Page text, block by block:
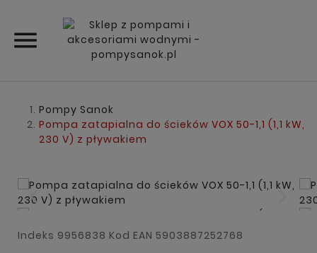

Pompy Sanok
Pompa zatapialna do ścieków VOX 50-1,1 (1,1 kW,
230 V) z pływakiem
Indeks 9956838 Kod EAN 5903887252768